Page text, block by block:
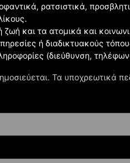
Τα υποχρεωτικά
ρατσιστικά,
ζωή και τα ατομικά και
ή διαδικτυακούς
(διεύθυνση,